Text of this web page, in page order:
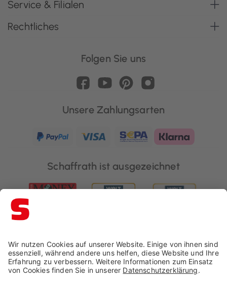
Service & Filialen
Rechtliches
Folgen Sie uns
Unsere Zahlungsarten
Schaffrath ist ausgezeichnet